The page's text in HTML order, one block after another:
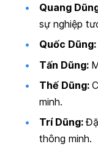
Quang
sự nghiệp
Quốc Dũng:
Tấn Dũng:
Thế Dũng:
minh.
Trí Dũng:
thông minh.